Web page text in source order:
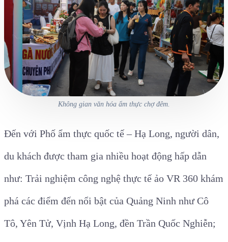
Không gian văn hóa ẩm thực chợ đêm.
Đến với Phố ẩm thực quốc tế – Hạ Long, người dân,
du khách được tham gia nhiều hoạt động hấp dẫn
như: Trải nghiệm công nghệ thực tế ảo VR 360 khám
phá các điểm đến nổi bật của Quảng Ninh như Cô
Tô, Yên Tử, Vịnh Hạ Long, đền Trần Quốc Nghiễn;